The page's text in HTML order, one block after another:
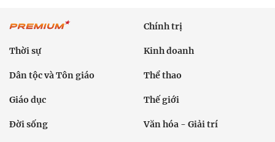
Chính trị
Thời sự Kinh doanh
Dân tộc và Tôn giáo Thể thao
Giáo dục Thế giới
Đời sống Văn hóa - Giải trí